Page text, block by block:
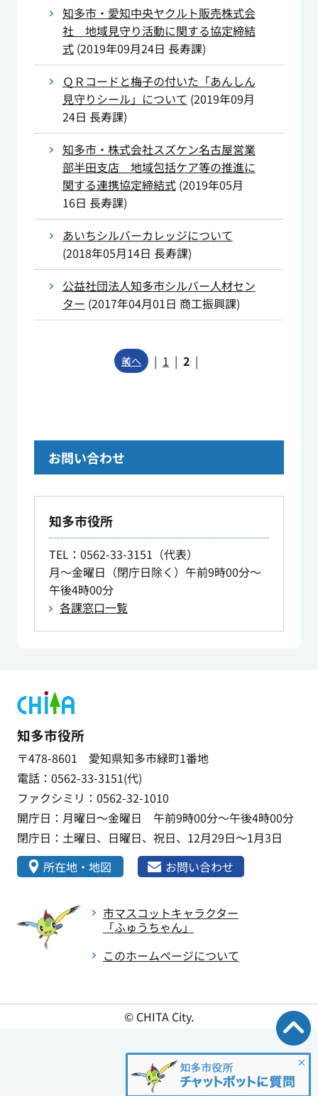
知多市・愛知中央ヤクルト販売株式会
社 地域見守り活動に関する協定締結
式(2019年09月24日 長寿課)
ＱＲコードと梅子の付いた「あんしん
見守りシール」について (2019年09月
24日 長寿課)
知多市・株式会社スズケン名古屋営業
部半田支店 地域包括ケア等の推進に
関する連携協定締結式(2019年05月
16日 長寿課)
あいちシルバーカレッジについて
(2018年05月14日 長寿課)
公益社団法人知多市シルバー人材セン
ター (2017年04月01日 商工振興課)
前へ | 1 | 2 |
お問い合わせ
知多市役所
TEL：0562-33-3151（代表）
月～金曜日（閉庁日除く）午前9時00分～
午後4時00分
各課窓口一覧
知多市役所
〒478-8601 愛知県知多市緑町1番地
電話：0562-33-3151(代)
ファクシミリ：0562-32-1010
開庁日：月曜日～金曜日 午前9時00分～午後4時00分
閉庁日：土曜日、日曜日、祝日、12月29日～1月3日
所在地・地図
お問い合わせ
市マスコットキャラクター
「ふゅうちゃん」
このホームページについて
© CHITA City.